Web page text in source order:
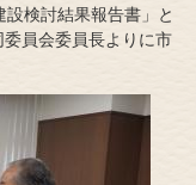
検討結果報告書」と
員会委員長よりに市